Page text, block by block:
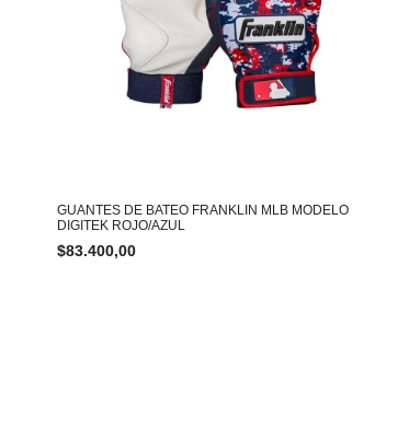
GUANTES DE BATEO FRANKLIN MLB MODELO
DIGITEK ROJO/AZUL
$83.400,00